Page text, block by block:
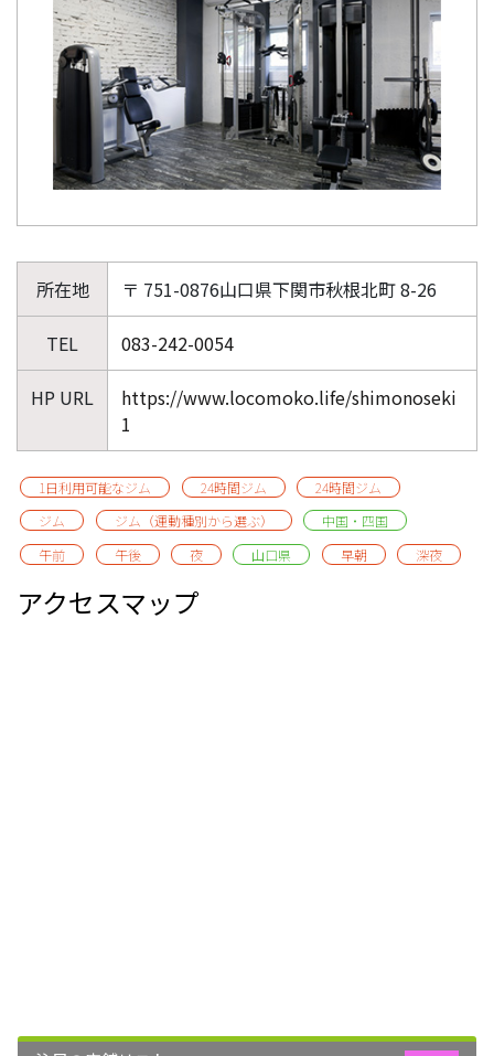
所在地 〒 751-0876山口県下関市秋根北町 8-26
TEL 083-242-0054
HP URL
https://www.locomoko.life/shimonoseki
1
1日利用可能なジム 24時間ジム
24時間ジム
ジム
ジム（運動種別から選ぶ）
中国・四国
午前
午後 夜 山口県 早朝 深夜
アクセスマップ